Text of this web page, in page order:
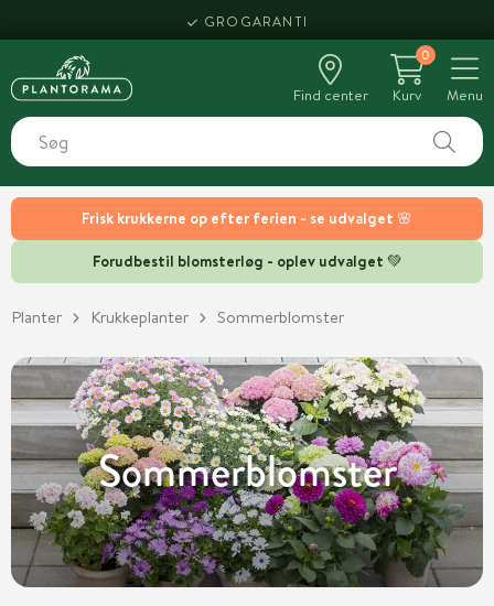
Frisk krukkerne op efter ferien - se udvalget 🌸
Forudbestil blomsterløg - oplev udvalget 💚
HENT SAMME DAG
Find center
0
Kurv
Menu
Planter Krukkeplanter Sommerblomster
Sommerblomster